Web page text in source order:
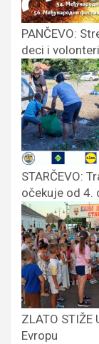
PANČEVO:
deci i
STARČEVO:
očekuje od 4.
ZLATO STIŽE
Evropu